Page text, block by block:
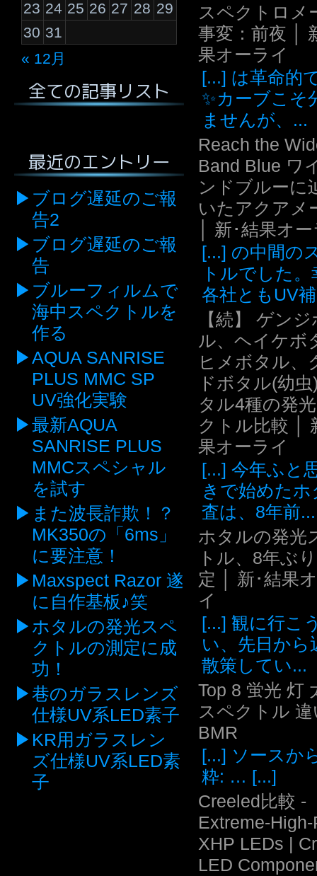
« 12月
23 24 25 26 27 28 29
30 31
全ての記事リスト
最近のエントリー
ブログ遅延のご報
告2
ブログ遅延のご報
告
ブルーフィルムで
海中スペクトルを
作る
AQUA SANRISE
PLUS MMC SP
UV強化実験
最新AQUA
SANRISE PLUS
MMCスペシャル
を試す
また波長詐欺！？
MK350の「6ms」
に要注意！
Maxspect Razor 遂
に自作基板♪笑
ホタルの発光スペ
クトルの測定に成
功！
巷のガラスレンズ
仕様UV系LED素子
KR用ガラスレン
ズ仕様UV系LED素
子
スペクトロメ
事変：前夜 │
果オーライ
[...] は革命的
✨カーブこそ
ませんが、...
Reach the
Band Blue ワ
ンドブルーに
いたアクアメ
│ 新･結果オ
[...] の中間の
トルでした
各社ともUV
【続】 ゲン
ル、ヘイケボ
ヒメボタル、
ドボタル(幼
タル4種の発
クトル比較 │
果オーライ
[...] 今年ふと
きで始めたホ
査は、8年前...
ホタルの発光
トル、8年ぶ
定 │ 新･結果
イ
[...] 観に行こ
い、先日から
散策してい...
Top 8 蛍光 灯
スペクトル 違
BMR
[...] ソースか
粋: … [...]
Creeled比較 -
Extreme-
XHP LEDs |
LED